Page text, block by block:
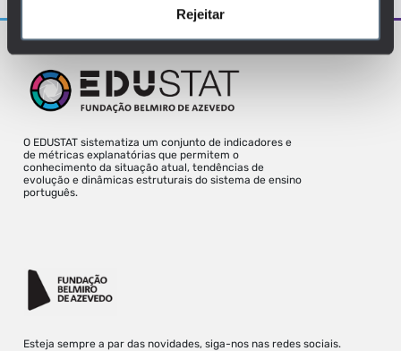
Rejeitar
O EDUSTAT sistematiza um conjunto de indicadores e
de métricas explanatórias que permitem o
conhecimento da situação atual, tendências de
evolução e dinâmicas estruturais do sistema de ensino
português.
Esteja sempre a par das novidades, siga-nos nas redes sociais.